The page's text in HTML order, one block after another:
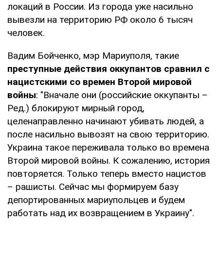
локаций в России. Из города уже насильно
вывезли на территорию РФ около 6 тысяч
человек.
Вадим Бойченко, мэр Мариуполя, такие
преступные действия оккупантов сравнил с
нацистскими со времен Второй мировой
войны: "Вначале они (российские оккупанты –
Ред.) блокируют мирный город,
целенаправленно начинают убивать людей, а
после насильно вывозят на свою территорию.
Украина такое переживала только во времена
Второй мировой войны. К сожалению, история
повторяется. Только теперь вместо нацистов
– рашисты. Сейчас мы формируем базу
депортированных мариупольцев и будем
работать над их возвращением в Украину".